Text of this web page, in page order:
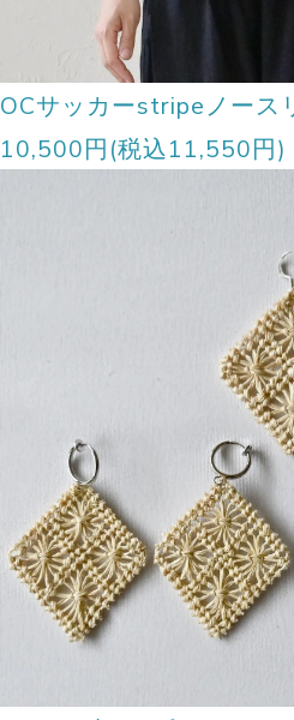
OCサッカーstripeノース
10,500円(税込11,550円)